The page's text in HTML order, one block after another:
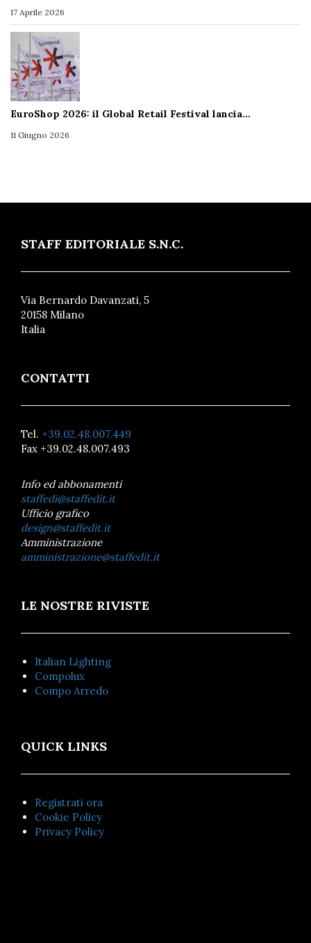
17 Aprile 2026
EuroShop 2026: il Global Retail Festival lancia…
11 Giugno 2026
STAFF EDITORIALE S.N.C.
Via Bernardo Davanzati, 5
20158 Milano
Italia
CONTATTI
Tel. +39.02.48.007.449
Fax +39.02.48.007.493
Info ed abbonamenti
staffedi@staffedit.it
Ufficio grafico
design@staffedit.it
Amministrazione
amministrazione@staffedit.it
LE NOSTRE RIVISTE
Italian Lighting
Compolux
Compo Arredo
QUICK LINKS
Registrati ora
Cookie Policy
Privacy Policy